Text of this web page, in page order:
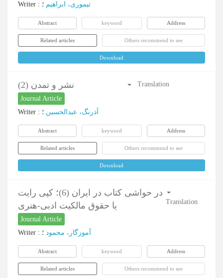
Writer : تیموری، ابراهیم ؛
Abstract keyword Address
Related articles Others recommend to see
Download
نشر و تمدن (2)
Journal Article
Translation
Writer : آذرنگ، عبدالحسین ؛
Abstract keyword Address
Related articles Others recommend to see
Download
در حواشی کتاب در ایران (6)؛ کپی رایت
یا حقوق مالکیت ادبی-هنری
Journal Article
Translation
Writer : آموزگار، محمود ؛
Abstract keyword Address
Related articles Others recommend to see